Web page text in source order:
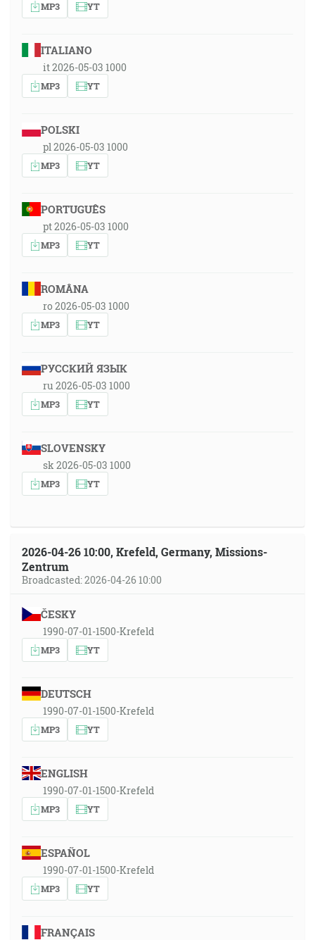
MP3 YT
ITALIANO
it 2026-05-03 1000
MP3 YT
POLSKI
pl 2026-05-03 1000
MP3 YT
PORTUGUÊS
pt 2026-05-03 1000
MP3 YT
ROMÂNA
ro 2026-05-03 1000
MP3 YT
РУССКИЙ ЯЗЫК
ru 2026-05-03 1000
MP3 YT
SLOVENSKY
sk 2026-05-03 1000
MP3 YT
2026-04-26 10:00, Krefeld, Germany, Missions-
Zentrum
Broadcasted: 2026-04-26 10:00
ČESKY
1990-07-01-1500-Krefeld
MP3 YT
DEUTSCH
1990-07-01-1500-Krefeld
MP3 YT
ENGLISH
1990-07-01-1500-Krefeld
MP3 YT
ESPAÑOL
1990-07-01-1500-Krefeld
MP3 YT
FRANÇAIS